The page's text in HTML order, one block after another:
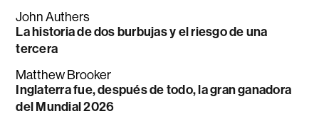
John Authers
La historia de dos burbujas y el riesgo de una
tercera
Matthew Brooker
Inglaterra fue, después de todo, la gran ganadora
del Mundial 2026